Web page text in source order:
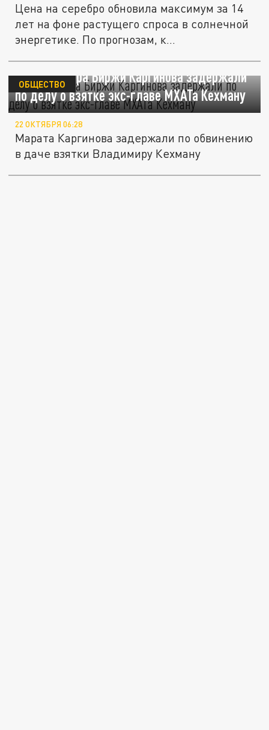
Цена на серебро обновила максимум за 14
лет на фоне растущего спроса в солнечной
энергетике. По прогнозам, к...
Реставратора Биржи Каргинова задержали
по делу о взятке экс-главе МХАТа Кехману
ОБЩЕСТВО
22 ОКТЯБРЯ 06:28
Марата Каргинова задержали по обвинению
в даче взятки Владимиру Кехману